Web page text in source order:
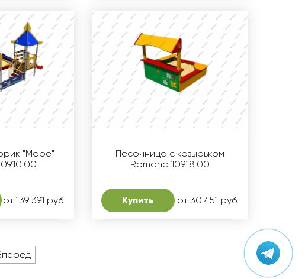
"Море"
от 139 391 руб.
Песочница с козырьком
Romana 109.18.00
Купить от 30 451 руб.